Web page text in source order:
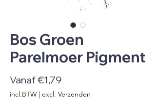
Bos Groen
Parelmoer Pigment
Vanaf€1,79
incl.BTW | excl. Verzenden